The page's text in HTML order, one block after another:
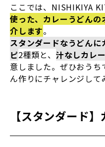
ここでは、NISHIKIYA
使った、カレーうどん
介します。
スタンダードなうどん
ピ2種類と、 汁なしカレ
意しました。ぜひおう
ん作りにチャレンジし
【スタンダード